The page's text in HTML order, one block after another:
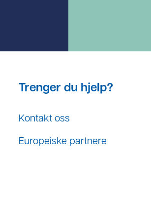
Trenger du hjelp?
Kontakt oss
Europeiske partnere